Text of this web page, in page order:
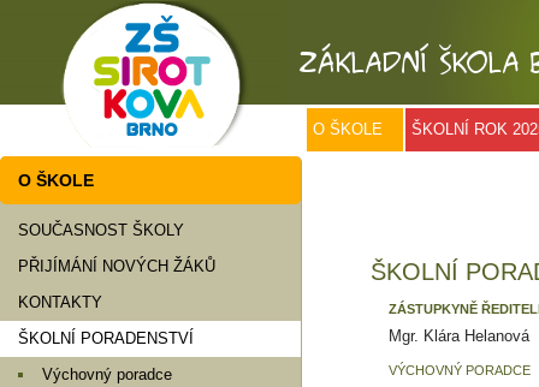
O ŠKOLE ŠKOLNÍ ROK
O ŠKOLE
SOUČASNOST ŠKOLY
PŘIJÍMÁNÍ NOVÝCH ŽÁKŮ
KONTAKTY
ŠKOLNÍ PORADENSTVÍ
Výchovný poradce
ŠKOLNÍ
ZÁSTUPKYNĚ
Mgr. Klára Helanová
VÝCHOVNÝ PORADCE